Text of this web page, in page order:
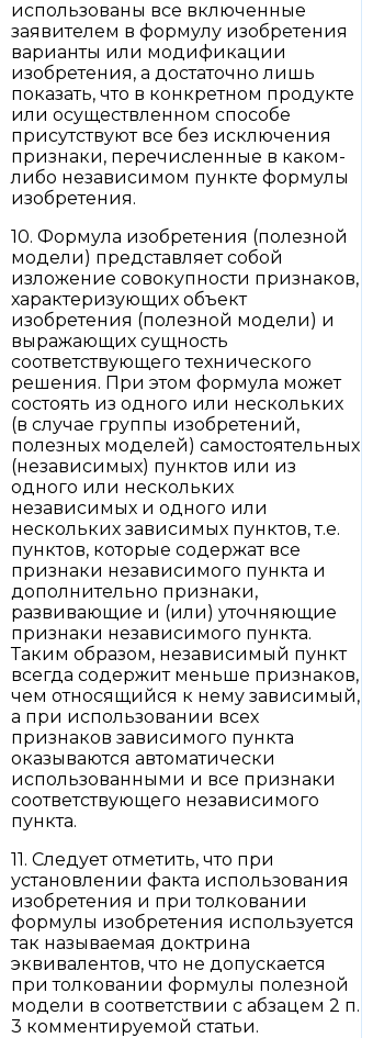
использованы все включенные
заявителем в формулу изобретения
варианты или модификации
изобретения, а достаточно лишь
показать, что в конкретном продукте
или осуществленном способе
присутствуют все без исключения
признаки, перечисленные в каком-
либо независимом пункте формулы
изобретения.
10. Формула изобретения (полезной
модели) представляет собой
изложение совокупности признаков,
характеризующих объект
изобретения (полезной модели) и
выражающих сущность
соответствующего технического
решения. При этом формула может
состоять из одного или нескольких
(в случае группы изобретений,
полезных моделей) самостоятельных
(независимых) пунктов или из
одного или нескольких
независимых и одного или
нескольких зависимых пунктов, т.е.
пунктов, которые содержат все
признаки независимого пункта и
дополнительно признаки,
развивающие и (или) уточняющие
признаки независимого пункта.
Таким образом, независимый пункт
всегда содержит меньше признаков,
чем относящийся к нему зависимый,
а при использовании всех
признаков зависимого пункта
оказываются автоматически
использованными и все признаки
соответствующего независимого
пункта.
11. Следует отметить, что при
установлении факта использования
изобретения и при толковании
формулы изобретения используется
так называемая доктрина
эквивалентов, что не допускается
при толковании формулы полезной
модели в соответствии с абзацем 2 п.
3 комментируемой статьи.